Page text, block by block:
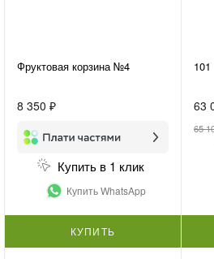
Фруктовая корзина №4
8 350 ₽
Купить в 1 клик
Купить WhatsApp
КУПИТЬ
101
63
65